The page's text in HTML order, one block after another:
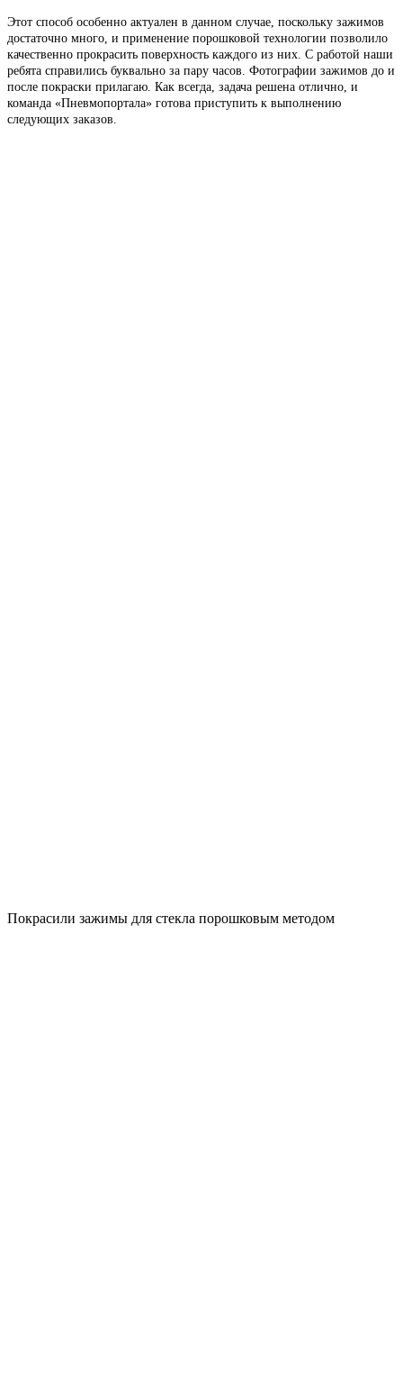
Этот способ особенно актуален в данном случае, поскольку зажимов
достаточно много, и применение порошковой технологии позволило
качественно прокрасить поверхность каждого из них. С работой наши
ребята справились буквально за пару часов. Фотографии зажимов до и
после покраски прилагаю. Как всегда, задача решена отлично, и
команда «Пневмопортала» готова приступить к выполнению
следующих заказов.
Покрасили зажимы для стекла порошковым методом